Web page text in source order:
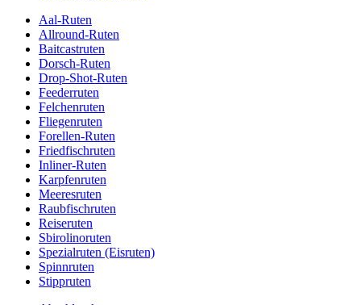
Aal-Ruten
Allround-Ruten
Baitcastruten
Dorsch-Ruten
Drop-Shot-Ruten
Feederruten
Felchenruten
Fliegenruten
Forellen-Ruten
Friedfischruten
Inliner-Ruten
Karpfenruten
Meeresruten
Raubfischruten
Reiseruten
Sbirolinoruten
Spezialruten (Eisruten)
Spinnruten
Stippruten